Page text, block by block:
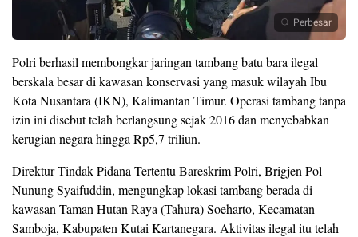
Perbesar
Polri berhasil membongkar jaringan tambang batu bara ilegal
berskala besar di kawasan konservasi yang masuk wilayah Ibu
Kota Nusantara (IKN), Kalimantan Timur. Operasi tambang tanpa
izin ini disebut telah berlangsung sejak 2016 dan menyebabkan
kerugian negara hingga Rp5,7 triliun.
Direktur Tindak Pidana Tertentu Bareskrim Polri, Brigjen Pol
Nunung Syaifuddin, mengungkap lokasi tambang berada di
kawasan Taman Hutan Raya (Tahura) Soeharto, Kecamatan
Samboja, Kabupaten Kutai Kartanegara. Aktivitas ilegal itu telah